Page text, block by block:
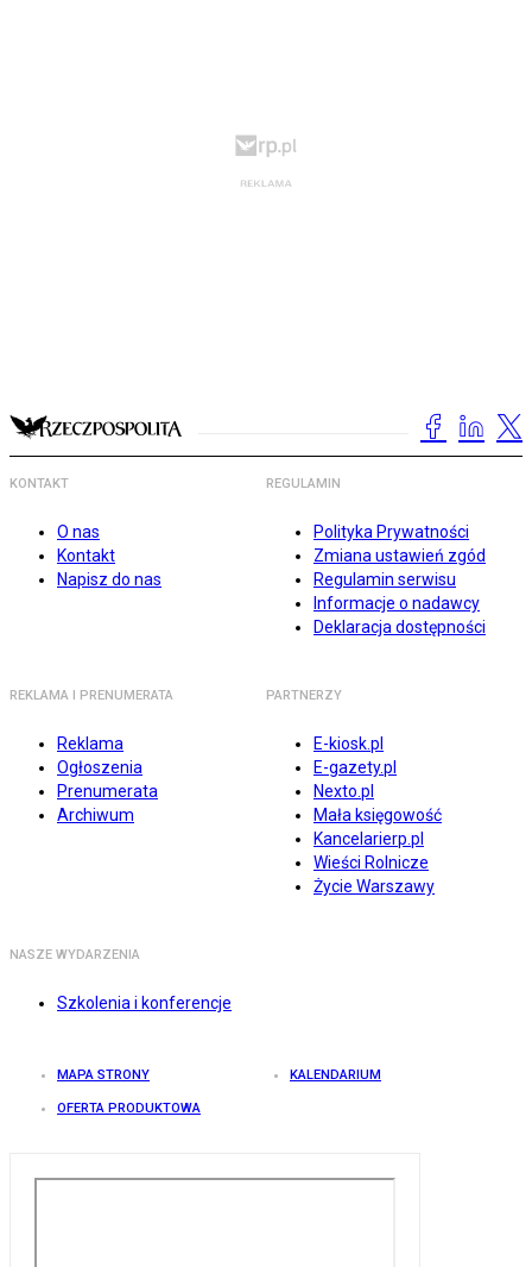
KONTAKT
O nas
Kontakt
Napisz do nas
REGULAMIN
Polityka Prywatności
Zmiana ustawień zgód
Regulamin serwisu
Informacje o nadawcy
Deklaracja dostępności
REKLAMA I PRENUMERATA
Reklama
Ogłoszenia
Prenumerata
Archiwum
PARTNERZY
E-kiosk.pl
E-gazety.pl
Nexto.pl
Mała księgowość
Kancelarierp.pl
Wieści Rolnicze
Życie Warszawy
NASZE WYDARZENIA
Szkolenia i konferencje
MAPA STRONY KALENDARIUM
OFERTA PRODUKTOWA